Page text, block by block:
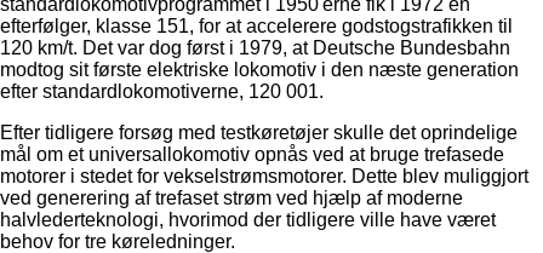
efterfølger, klasse 151, for at accelerere godstogstrafikken til
120 km/t. Det var dog først i 1979, at Deutsche Bundesbahn
modtog sit første elektriske lokomotiv i den næste generation
efter standardlokomotiverne, 120 001.
Efter tidligere forsøg med testkøretøjer skulle det oprindelige
mål om et universallokomotiv opnås ved at bruge trefasede
motorer i stedet for vekselstrømsmotorer. Dette blev muliggjort
ved generering af trefaset strøm ved hjælp af moderne
halvlederteknologi, hvorimod der tidligere ville have været
behov for tre køreledninger.